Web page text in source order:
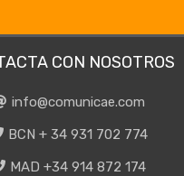
CON NOSOTROS
info@comunicae.com
BCN + 34 931 702 774
MAD +34 914 872 174